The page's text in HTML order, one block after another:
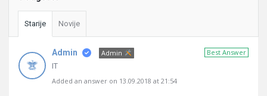
Starije Novije
Best Answer
Admin Admin
IT
Added an answer on 13.09.2018 at 21:54